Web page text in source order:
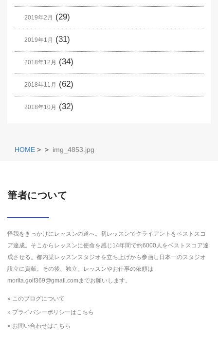
2019年2月 (29)
2019年1月 (31)
2018年12月 (34)
2018年11月 (62)
2018年10月 (32)
HOME > > img_4853.jpg
筆者について
怪我をきっかけにレッスンの道へ。初レッスンでクライアントをベストスコ
ア達成。そこからレッスンに使命を感じ14年間で約6000人をベストスコア達
成させる。都内某レッスンスタジオを立ち上げから参画し日本一のスタジオ
設立に貢献。その後、独立。レッスンやお仕事の依頼は
morita.golf369@gmail.comまでお願いします。
» このブログについて
» プライバシーポリシーはこちら
» お問い合わせはこちら